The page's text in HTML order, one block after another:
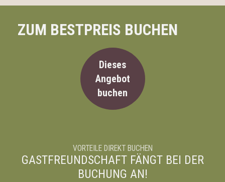
ZUM BESTPREIS BUCHEN
Dieses
Angebot
buchen
VORTEILE DIREKT BUCHEN
GASTFREUNDSCHAFT FÄNGT BEI DER
BUCHUNG AN!